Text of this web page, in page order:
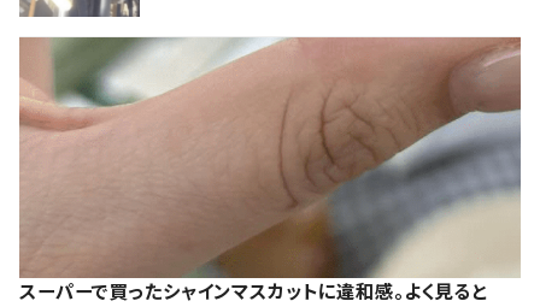
スーパーで買ったシャインマスカットに違和感。よく見ると